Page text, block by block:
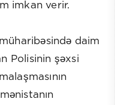
imkan verir.
daim
Polisinin şəxsi